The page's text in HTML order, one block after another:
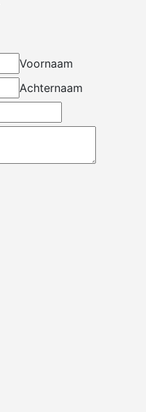
Voornaam
Achternaam